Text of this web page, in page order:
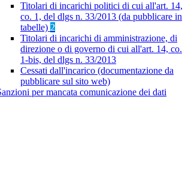
Titolari di incarichi politici di cui all'art. 14,
co. 1, del dlgs n. 33/2013 (da pubblicare in
tabelle) 2
Titolari di incarichi di amministrazione, di
direzione o di governo di cui all'art. 14, co.
1-bis, del dlgs n. 33/2013
Cessati dall'incarico (documentazione da
pubblicare sul sito web)
per mancata comunicazione dei dati